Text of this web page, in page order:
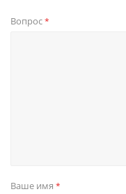
Вопрос*
Ваше имя *